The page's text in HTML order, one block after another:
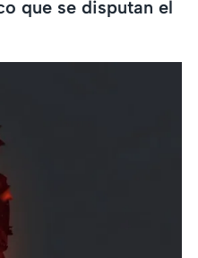
que se disputan el